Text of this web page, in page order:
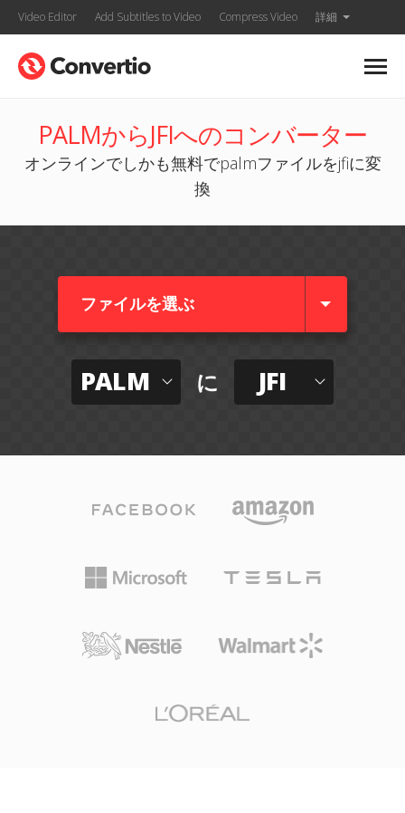
Video Editor Add Subtitles to Video Compress Video 詳細
PALMからJFIへのコンバーター
オンラインでしかも無料でpalmファイルをjfiに変
換
ファイルを選ぶ
PALM に JFI